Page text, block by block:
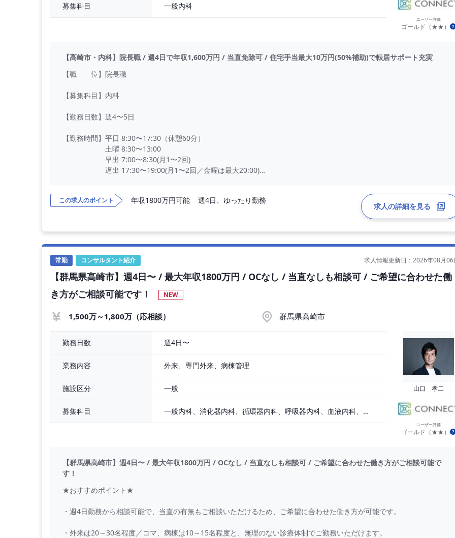
募集科目 一般内科
ユーザー評価
ゴールド（★★）
【高崎市・内科】院長職 / 週4日で年収1,600万円 / 当直免除可 / 住宅手当最大10万円(50%補助)で転居サポート充実
【職 位】院長職
【募集科目】内科
【勤務日数】週4〜5日
【勤務時間】平日 8:30〜17:30（休憩60分）
土曜 8:30〜13:00
早出 7:00〜8:30(月1〜2回)
遅出 17:30〜19:00(月1〜2回／金曜は最大20:00)
【勤務内容】外来診察、病棟管理、救急対応
＊病棟管理数：20名程度（チーム制）
＊主な疾患 ：慢性期〜回復期中心
＊救急搬送 ：0〜1件 / 日
【給 与】週4日 1,500万円〜1,600万円
週5日 1,700万円〜1,800万円
＊昇給あり
【交通費等】別途支給（上限20,000円 / 月）
この求人のポイント 年収1800万円可能 週4日、ゆったり勤務
求人の詳細を見る
常勤 コンサルタント紹介 求人情報更新日：2026年08月06
【群馬県高崎市】週4日〜 / 最大年収1800万円 / OCなし / 当直なしも相談可 / ご希望に合わせた働
き方がご相談可能です！
NEW
1,500万～1,800万（応相談） 群馬県高崎市
勤務日数 週4日〜
業務内容 外来、専門外来、病棟管理
施設区分 一般
募集科目 一般内科、消化器内科、循環器内科、呼吸器内科、血液内科、心療内科、脳神経内科、内分泌内科、老人内科
山口 孝二
ユーザー評価
ゴールド（★★）
【群馬県高崎市】週4日〜 / 最大年収1800万円 / OCなし / 当直なしも相談可 / ご希望に合わせた働き方がご相談可能で
す！
★おすすめポイント★
・週4日勤務から相談可能で、当直の有無もご相談いただけるため、ご希望に合わせた働き方が可能です。
・外来は20～30名程度／コマ、病棟は10～15名程度と、無理のない診療体制でご勤務いただけます。